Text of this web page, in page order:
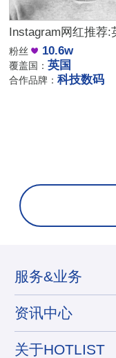
粉丝 10.6w
覆盖国：英国
合作品牌：科技数码
服务&业务
资讯中心
关于HOTLIST